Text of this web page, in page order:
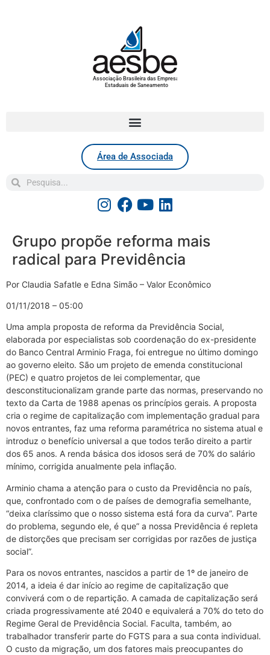
Associação Brasileira das Empresas
Estaduais de Saneamento
Área de Associada
Grupo propõe reforma mais
radical para Previdência
Por Claudia Safatle e Edna Simão – Valor Econômico
01/11/2018 – 05:00
Uma ampla proposta de reforma da Previdência Social,
elaborada por especialistas sob coordenação do ex-presidente
do Banco Central Arminio Fraga, foi entregue no último domingo
ao governo eleito. São um projeto de emenda constitucional
(PEC) e quatro projetos de lei complementar, que
desconstitucionalizam grande parte das normas, preservando no
texto da Carta de 1988 apenas os princípios gerais. A proposta
cria o regime de capitalização com implementação gradual para
novos entrantes, faz uma reforma paramétrica no sistema atual e
introduz o benefício universal a que todos terão direito a partir
dos 65 anos. A renda básica dos idosos será de 70% do salário
mínimo, corrigida anualmente pela inflação.
Arminio chama a atenção para o custo da Previdência no país,
que, confrontado com o de países de demografia semelhante,
“deixa claríssimo que o nosso sistema está fora da curva”. Parte
do problema, segundo ele, é que” a nossa Previdência é repleta
de distorções que precisam ser corrigidas por razões de justiça
social”.
Para os novos entrantes, nascidos a partir de 1º de janeiro de
2014, a ideia é dar início ao regime de capitalização que
conviverá com o de repartição. A camada de capitalização será
criada progressivamente até 2040 e equivalerá a 70% do teto do
Regime Geral de Previdência Social. Faculta, também, ao
trabalhador transferir parte do FGTS para a sua conta individual.
O custo da migração, um dos fatores mais preocupantes do